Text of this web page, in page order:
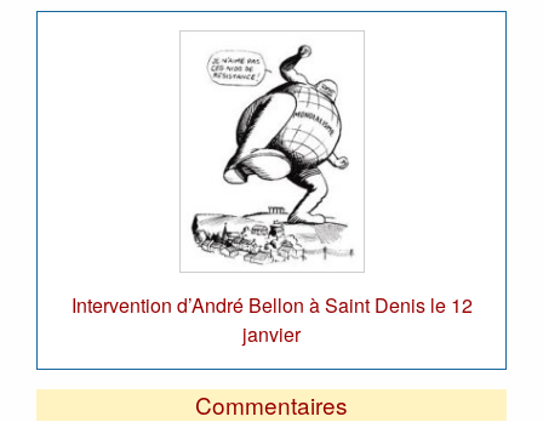
Intervention d’André Bellon à Saint Denis le 12
janvier
Commentaires